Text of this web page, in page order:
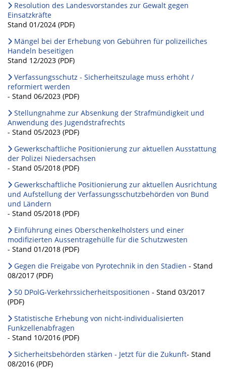
Resolution des Landesvorstandes zur Gewalt gegen
Einsatzkräfte
Stand 01/2024 (PDF)
Mängel bei der Erhebung von Gebühren für polizeiliches
Handeln beseitigen
Stand 12/2023 (PDF)
Verfassungsschutz - Sicherheitszulage muss erhöht /
reformiert werden
- Stand 06/2023 (PDF)
Stellungnahme zur Absenkung der Strafmündigkeit und
Anwendung des Jugendstrafrechts
- Stand 05/2023 (PDF)
Gewerkschaftliche Positionierung zur aktuellen Ausstattung
der Polizei Niedersachsen
- Stand 05/2018 (PDF)
Gewerkschaftliche Positionierung zur aktuellen Ausrichtung
und Aufstellung der Verfassungsschutzbehörden von Bund
und Ländern
- Stand 05/2018 (PDF)
Einführung eines Oberschenkelholsters und einer
modifizierten Aussentragehülle für die Schutzwesten
- Stand 01/2018 (PDF)
Gegen die Freigabe von Pyrotechnik in den Stadien - Stand
08/2017 (PDF)
50 DPolG-Verkehrssicherheitspositionen - Stand 03/2017
(PDF)
Statistische Erhebung von nicht-individualisierten
Funkzellenabfragen
- Stand 10/2016 (PDF)
Sicherheitsbehörden stärken - Jetzt für die Zukunft- Stand
08/2016 (PDF)